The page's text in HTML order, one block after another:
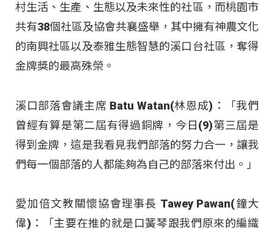
村生活、生產、生態以及未來性的社區，而桃園市
共有38個社區及協會共襄盛舉，其中擁有神農文化
的南興社區以及泰雅生態智慧的溪口台社區，奪得
金牌獎的最高殊榮。
溪口部落會議主席 Batu Watan(林恩成)：「我們
曾經有算是第二屆有得過銅牌，今日(9)第三屆是
得到金牌，這是我看見我們部落的努力合一，讓我
們每一個部落的人都能夠為自己的部落來付出。」
愛加倍文教關懷協會理事長 Tawey Pawan(鐘大
偉)：「主要在推的就是口簧琴跟我們原來的編織